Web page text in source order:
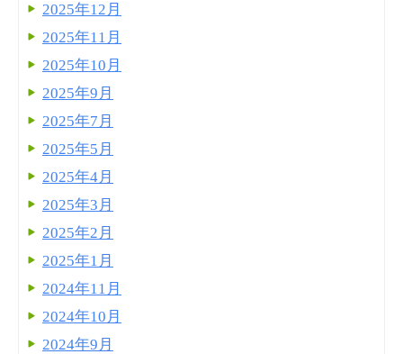
2025年12月
2025年11月
2025年10月
2025年9月
2025年7月
2025年5月
2025年4月
2025年3月
2025年2月
2025年1月
2024年11月
2024年10月
2024年9月